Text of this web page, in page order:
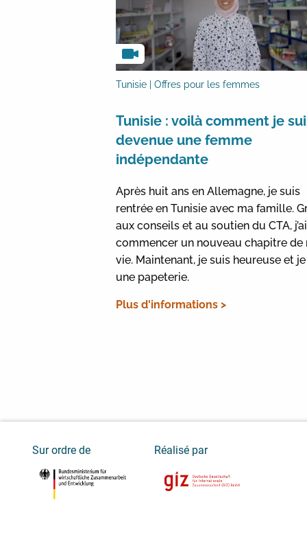
Tunisie | Offres pour les femmes
Tunisie : voilà comment je
devenue une femme
indépendante
Après huit ans en Allemagne, je suis
rentrée en Tunisie avec ma famille.
aux conseils et au soutien du CTA,
commencer un nouveau chapitre de
vie. Maintenant, je suis heureuse et
une papeterie.
Plus d'informations >
Sur ordre de Réalisé par